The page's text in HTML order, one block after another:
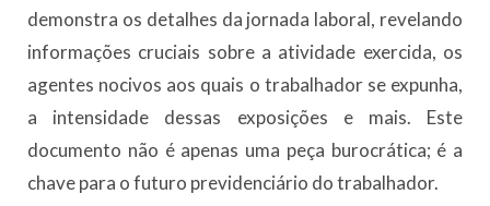
demonstra os detalhes da jornada laboral, revelando
informações cruciais sobre a atividade exercida, os
agentes nocivos aos quais o trabalhador se expunha,
a intensidade dessas exposições e mais. Este
documento não é apenas uma peça burocrática; é a
chave para o futuro previdenciário do trabalhador.